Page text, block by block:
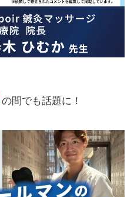
の間でも話題に！